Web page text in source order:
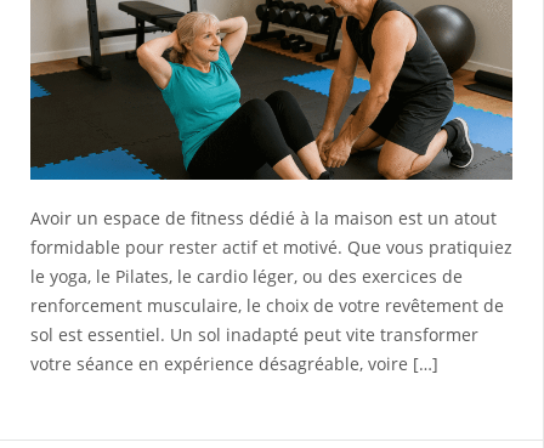
Avoir un espace de fitness dédié à la maison est un atout
formidable pour rester actif et motivé. Que vous pratiquiez
le yoga, le Pilates, le cardio léger, ou des exercices de
renforcement musculaire, le choix de votre revêtement de
sol est essentiel. Un sol inadapté peut vite transformer
votre séance en expérience désagréable, voire […]